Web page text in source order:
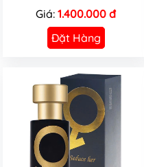
Giá: 1.400.000 đ
Đặt Hàng